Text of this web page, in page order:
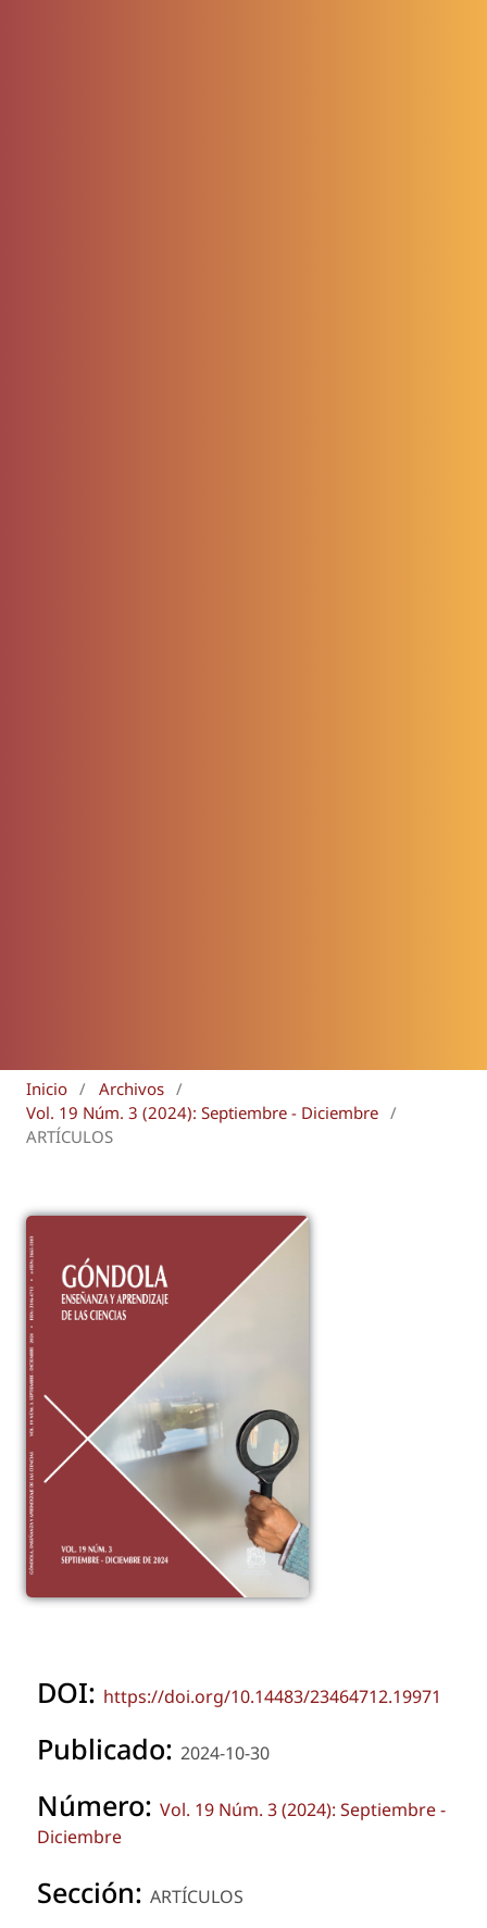
Inicio / Archivos /
Vol. 19 Núm. 3 (2024): Septiembre - Diciembre /
ARTÍCULOS
DOI: https://doi.org/10.14483/23464712.19971
Publicado: 2024-10-30
Número: Vol. 19 Núm. 3 (2024): Septiembre -
Diciembre
Sección: ARTÍCULOS